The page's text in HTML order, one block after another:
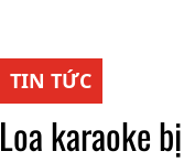
TIN TỨC
Loa karaoke